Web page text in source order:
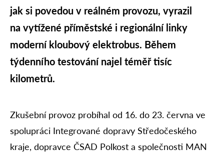
jak si povedou v reálném provozu, vyrazil
na vytížené příměstské i regionální linky
moderní kloubový elektrobus. Během
týdenního testování najel téměř tisíc
kilometrů.
Zkušební provoz probíhal od 16. do 23. června ve
spolupráci Integrované dopravy Středočeského
kraje, dopravce ČSAD Polkost a společnosti MAN